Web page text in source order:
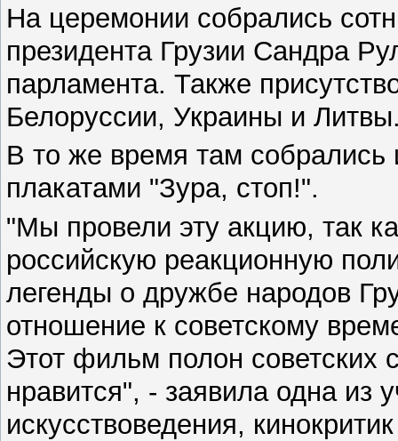
На церемонии собрались
президента Грузии Сандра
парламента. Также
Белоруссии, Украины и
В то же время там собрались
плакатами "Зура, стоп!".
"Мы провели эту акцию, так
российскую реакционную
легенды о дружбе народов
отношение к советскому
Этот фильм полон советских
нравится", - заявила одна из
искусствоведения,